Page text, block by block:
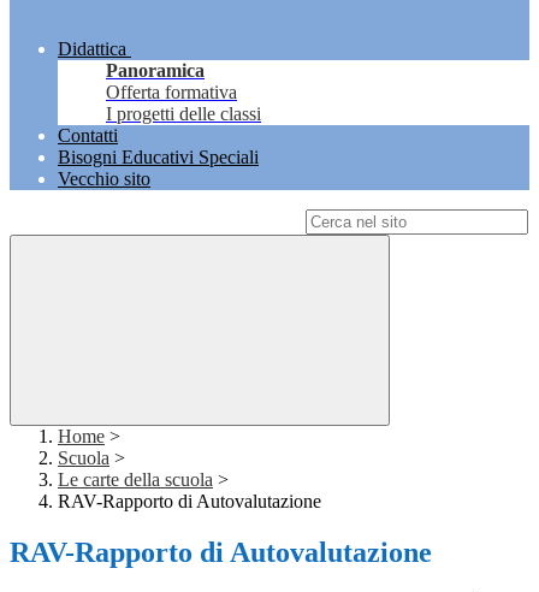
Didattica
Panoramica
Offerta formativa
I progetti delle classi
Contatti
Bisogni Educativi Speciali
Vecchio sito
Home >
Scuola >
Le carte della scuola >
RAV-Rapporto di Autovalutazione
RAV-Rapporto di Autovalutazione